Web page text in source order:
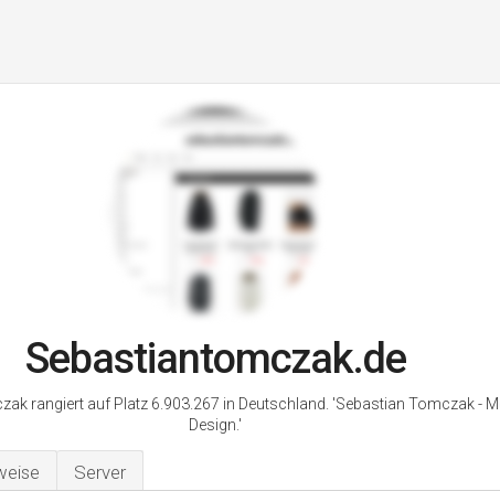
Sebastiantomczak.de
rangiert auf Platz 6.903.267 in Deutschland. 'Sebastian Tomczak -
Design.'
Server